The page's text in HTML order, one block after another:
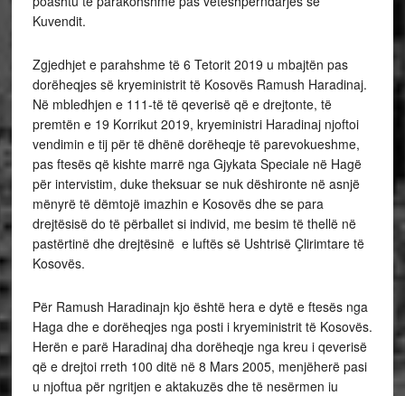
Kuvendit.
Zgjedhjet e parahshme të 6 Tetorit 2019 u mbajtën pas
dorëheqjes së kryeministrit të Kosovës Ramush Haradinaj.
Në mbledhjen e 111-të të qeverisë që e drejtonte, të
premtën e 19 Korrikut 2019, kryeministri Haradinaj njoftoi
vendimin e tij për të dhënë dorëheqje të parevokueshme,
pas ftesës që kishte marrë nga Gjykata Speciale në Hagë
për intervistim, duke theksuar se nuk dëshironte në asnjë
mënyrë të dëmtojë imazhin e Kosovës dhe se para
drejtësisë do të përballet si individ, me besim të thellë në
pastërtinë dhe drejtësinë e luftës së Ushtrisë Çlirimtare të
Kosovës.
Për Ramush Haradinajn kjo është hera e dytë e ftesës nga
Haga dhe e dorëheqjes nga posti i kryeministrit të Kosovës.
Herën e parë Haradinaj dha dorëheqje nga kreu i qeverisë
që e drejtoi rreth 100 ditë në 8 Mars 2005, menjëherë pasi
u njoftua për ngritjen e aktakuzës dhe të nesërmen iu